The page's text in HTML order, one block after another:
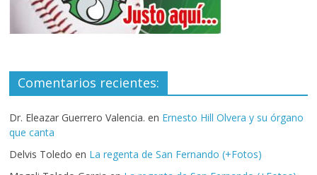
Comentarios recientes:
Dr. Eleazar Guerrero Valencia. en Ernesto Hill Olvera y su órgano
que canta
Delvis Toledo en La regenta de San Fernando (+Fotos)